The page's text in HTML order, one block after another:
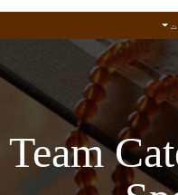
Team